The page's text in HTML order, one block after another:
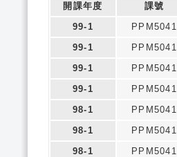
開課年度 課號
99-1
PPM5041
99-1
PPM5041
99-1
PPM5041
99-1
PPM5041
98-1
PPM5041
98-1
PPM5041
98-1
PPM5041